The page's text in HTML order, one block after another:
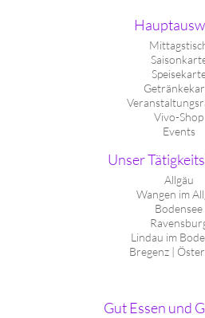
Vivo-Shop
Events
Unser
Allgäu
Wangen im
Bodensee
Lindau im
Bregenz |
Gut Essen und